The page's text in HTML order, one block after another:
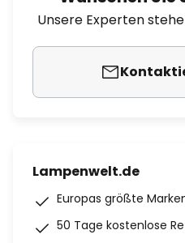
Unsere Experten
Lampenwelt.de
Europas größte
50 Tage kostenlose